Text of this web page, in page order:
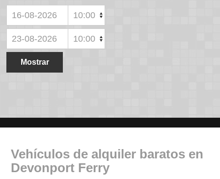
Vehículos de alquiler baratos en
Devonport Ferry